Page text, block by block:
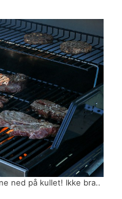
ned på kullet! Ikke bra..